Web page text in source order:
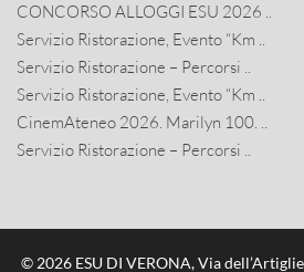
CONCORSO ALLOGGI ESU 2026 ..
Servizio Ristorazione, Evento “Km ..
Servizio Ristorazione – Percorsi ..
Servizio Ristorazione, Evento “Km ..
CinemAteneo 2026. Marilyn 100. ..
Servizio Ristorazione – Percorsi ..
© 2026 ESU DI VERONA, Via